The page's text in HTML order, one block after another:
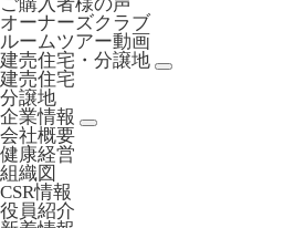
オーナーズクラブ
ルームツアー動画
建売住宅・分譲地
建売住宅
分譲地
企業情報
会社概要
健康経営
組織図
CSR情報
役員紹介